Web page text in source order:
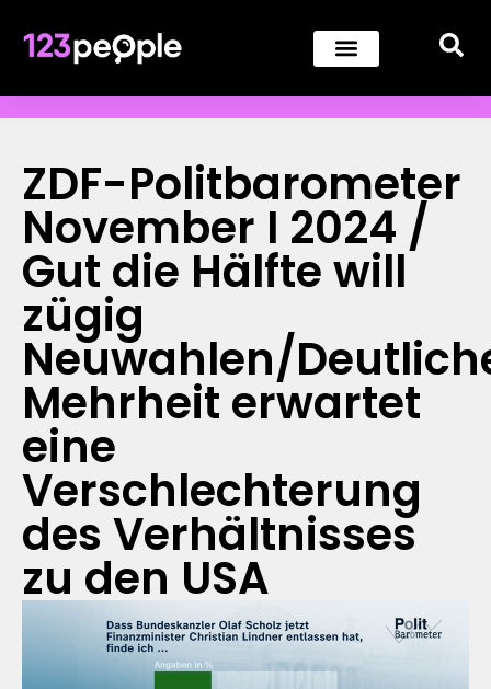
ZDF-Politbarometer
November I 2024 /
Gut die Hälfte will
zügig
Neuwahlen/
Mehrheit erwartet
eine
Verschlechterung
des Verhältnisses
zu den USA